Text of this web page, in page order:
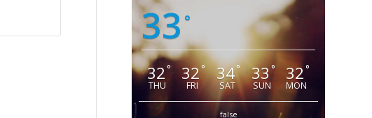
33 °
32°
THU
32°
FRI
34°
SAT
33°
SUN
32°
MON
false